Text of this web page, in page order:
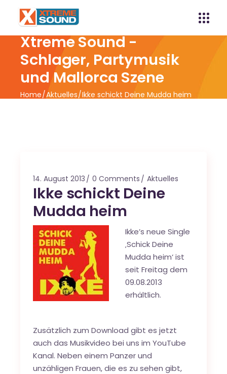
Xtreme Sound -
Schlager, Partymusik
und Mallorca Szene
Home Aktuelles Ikke schickt Deine Mudda heim
14. August 2013 0 Comments Aktuelles
Ikke schickt Deine
Mudda heim
Ikke’s neue Single
‚Schick Deine
Mudda heim‘ ist
seit Freitag dem
09.08.2013
erhältlich.
Zusätzlich zum Download gibt es jetzt
auch das Musikvideo bei uns im YouTube
Kanal. Neben einem Panzer und
unzähligen Frauen, die es zu sehen gibt,